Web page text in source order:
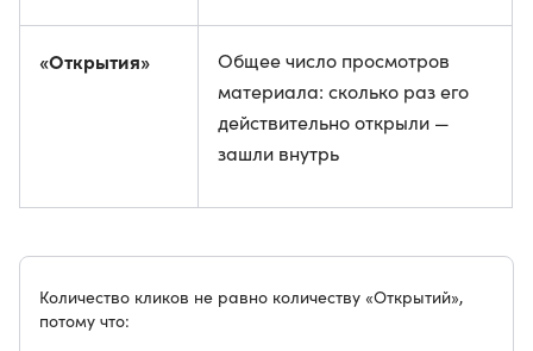
«Открытия»
Общее число просмотров
материала: сколько раз его
действительно открыли —
зашли внутрь
Количество кликов не равно количеству «Открытий»,
потому что: